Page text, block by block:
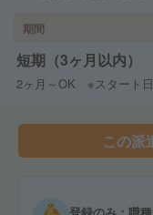
期間
短期（3ヶ月以内）
2ヶ月～OK ※スタート日
この派